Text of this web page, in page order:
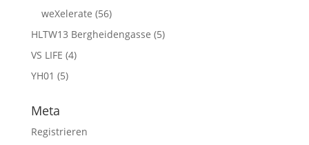
weXelerate (56)
HLTW13 Bergheidengasse (5)
VS LIFE (4)
YH01 (5)
Meta
Registrieren